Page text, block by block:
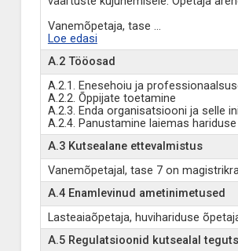
Vanemõpetaja, tase ...
Loe edasi
A.2 Tööosad
A.2.1. Enesehoiu ja
A.2.2. Õppijate toetamine
A.2.3. Enda organisatsiooni ja selle
A.2.4. Panustamine laiemas
A.3 Kutsealane ettevalmistus
Vanemõpetajal, tase 7 on
A.4 Enamlevinud ametinimetused
Lasteaiaõpetaja, huvihariduse
A.5 Regulatsioonid kutsealal